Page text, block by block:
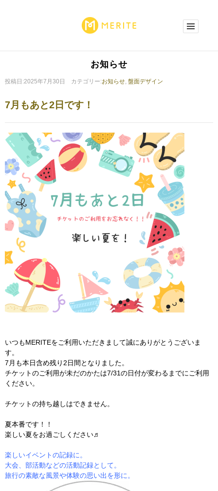
お知らせ
投稿日:2025年7月30日 カテゴリー:お知らせ, 盤面デザイン
7月もあと2日です！
いつもMERITEをご利用いただきまして誠にありがとうございま
す。
7月も本日含め残り2日間となりました。
チケットのご利用が未だのかたは7/31の日付が変わるまでにご利用
ください。
チケットの持ち越しはできません。
夏本番です！！
楽しい夏をお過ごしください♬
楽しいイベントの記録に。
大会、部活動などの活動記録として。
旅行の素敵な風景や体験の思い出を形に。